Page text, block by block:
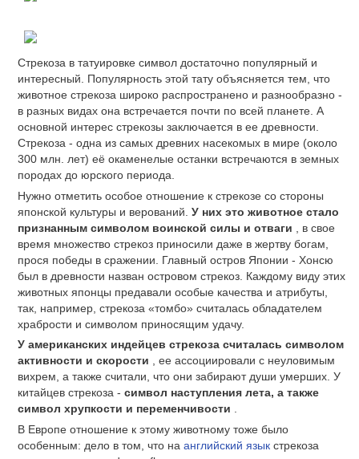
Стрекоза в татуировке символ достаточно популярный и
интересный. Популярность этой тату объясняется тем, что
животное стрекоза широко распространено и разнообразно -
в разных видах она встречается почти по всей планете. А
основной интерес стрекозы заключается в ее древности.
Стрекоза - одна из самых древних насекомых в мире (около
300 млн. лет) её окаменелые останки встречаются в земных
породах до юрского периода.
Нужно отметить особое отношение к стрекозе со стороны
японской культуры и верований. У них это животное стало
признанным символом воинской силы и отваги
, в свое
время множество стрекоз приносили даже в жертву богам,
прося победы в сражении. Главный остров Японии - Хонсю
был в древности назван островом стрекоз. Каждому виду этих
животных японцы предавали особые качества и атрибуты,
так, например, стрекоза «томбо» считалась обладателем
храбрости и символом приносящим удачу.
У американских индейцев стрекоза считалась символом
активности и скорости , ее ассоциировали с неуловимым
вихрем, а также считали, что они забирают души умерших. У
китайцев стрекоза - символ наступления лета, а также
символ хрупкости и переменчивости .
В Европе отношение к этому животному тоже было
особенным: дело в том, что на английский язык стрекоза